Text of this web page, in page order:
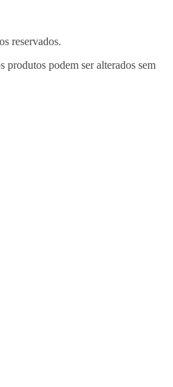
reservados.
produtos podem ser alterados sem